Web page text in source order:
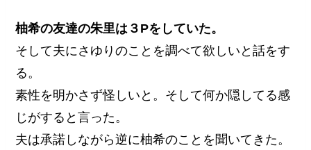
柚希の友達の朱里は３Pをしていた。
そして夫にさゆりのことを調べて欲しいと話をす
る。
素性を明かさず怪しいと。そして何か隠してる感
じがすると言った。
夫は承諾しながら逆に柚希のことを聞いてきた。